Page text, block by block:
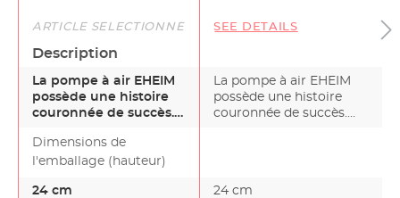
ARTICLE SÉLECTIONNÉ SEE DETAILS
Description
La pompe à air EHEIM
possède une histoire
couronnée de succès.
La pompe à air EHEIM
possède une histoire
couronnée de succès.
Dimensions de
l'emballage (hauteur)
24 cm 24 cm